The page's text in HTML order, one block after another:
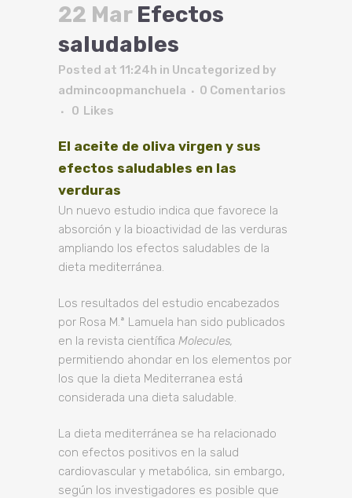
22 MarEfectos
saludables
Posted at 11:24h in Uncategorized by
admincoopmanchuela
0 Comentarios
0 Likes
El aceite de oliva virgen y sus
efectos saludables en las
verduras
Un nuevo estudio indica que favorece la
absorción y la bioactividad de las verduras
ampliando los efectos saludables de la
dieta mediterránea.
Los resultados del estudio encabezados
por Rosa M.ª Lamuela han sido publicados
en la revista científica Molecules,
permitiendo ahondar en los elementos por
los que la dieta Mediterranea está
considerada una dieta saludable.
La dieta mediterránea se ha relacionado
con efectos positivos en la salud
cardiovascular y metabólica, sin embargo,
según los investigadores es posible que